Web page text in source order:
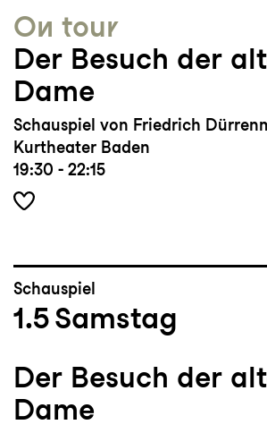
On tour
Der Besuch der
Dame
Schauspiel von Friedrich
Kurtheater Baden
19:30 - 22:15
Schauspiel
1.5Samstag
Der Besuch der
Dame